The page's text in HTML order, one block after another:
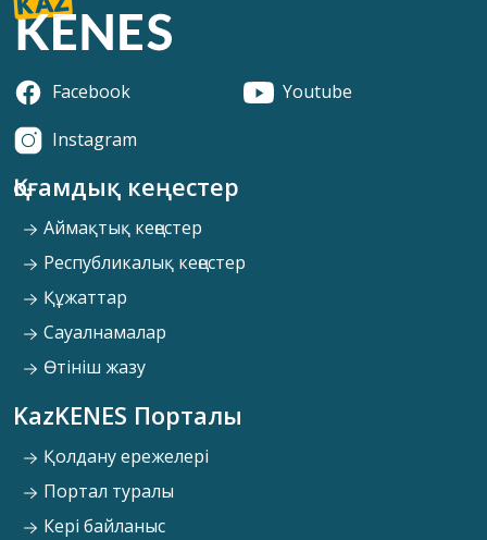
Facebook
Youtube
Instagram
Қоғамдық кеңестер
Аймақтық кеңестер
Республикалық кеңестер
Құжаттар
Сауалнамалар
Өтініш жазу
KazKENES Порталы
Қолдану ережелері
Портал туралы
Кері байланыс